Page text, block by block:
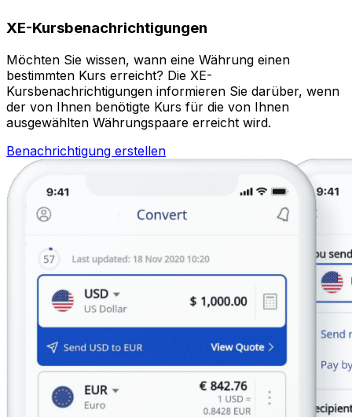
XE-Kursbenachrichtigungen
Möchten Sie wissen, wann eine Währung einen
bestimmten Kurs erreicht? Die XE-
Kursbenachrichtigungen informieren Sie darüber, wenn
der von Ihnen benötigte Kurs für die von Ihnen
ausgewählten Währungspaare erreicht wird.
Benachrichtigung erstellen